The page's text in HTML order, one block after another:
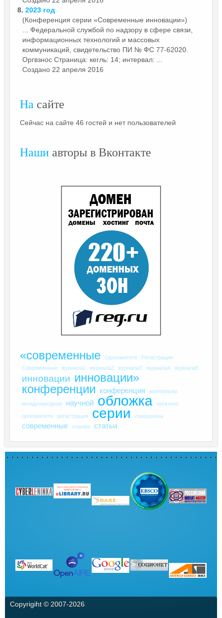
8. 2023 год
(Конференция серии «Современные инновации»)
... Федеральной службой по надзору в сфере связи,
информационных технологий и массовых
коммуникаций, свидетельство ПИ № ФС 77-62020.
Оргвзнос Страница: кегль: 14; интервал: ...
Создано 22 апреля 2016
На сайте
Сейчас на сайте 46 гостей и нет пользователей
Наши авторы в Вконтакте
«современные Оргкомитете
Регистрация
Современные
журнала1 журнала2 журнала3 журнала4 журнала5
инновации инновации»
конференции
конференция материалы
международная научной обложка оргвзнос
оргкомитете регистрация серии совершена
современные ссылки статьи
Copyrigiht © 2007-2026